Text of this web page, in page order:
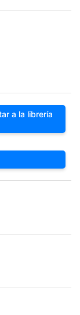
a la librería